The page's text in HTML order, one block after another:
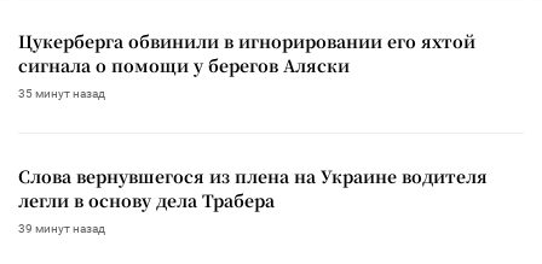
Цукерберга обвинили в игнорировании его яхтой
сигнала о помощи у берегов Аляски
35 минут назад
Слова вернувшегося из плена на Украине водителя
легли в основу дела Трабера
39 минут назад